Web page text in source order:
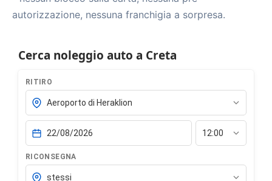
autorizzazione, nessuna franchigia a sorpresa.